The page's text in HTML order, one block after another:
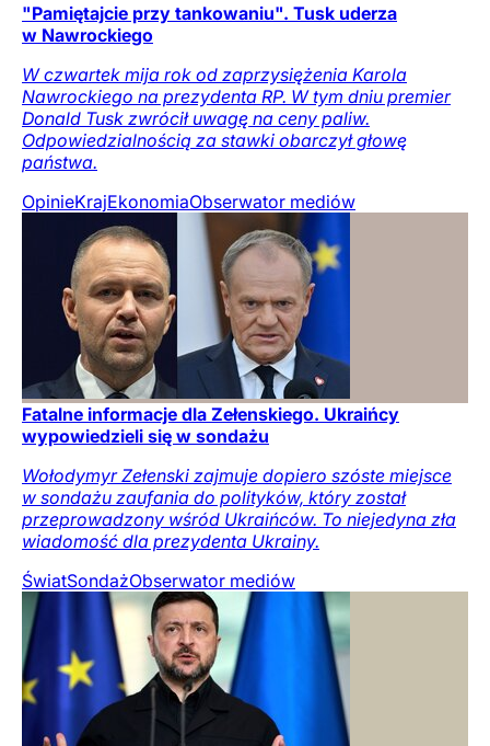
"Pamiętajcie przy tankowaniu". Tusk uderza
w Nawrockiego
W czwartek mija rok od zaprzysiężenia Karola
Nawrockiego na prezydenta RP. W tym dniu premier
Donald Tusk zwrócił uwagę na ceny paliw.
Odpowiedzialnością za stawki obarczył głowę
państwa.
OpinieKrajEkonomiaObserwator mediów
Fatalne informacje dla Zełenskiego. Ukraińcy
wypowiedzieli się w sondażu
Wołodymyr Zełenski zajmuje dopiero szóste miejsce
w sondażu zaufania do polityków, który został
przeprowadzony wśród Ukraińców. To niejedyna zła
wiadomość dla prezydenta Ukrainy.
ŚwiatSondażObserwator mediów